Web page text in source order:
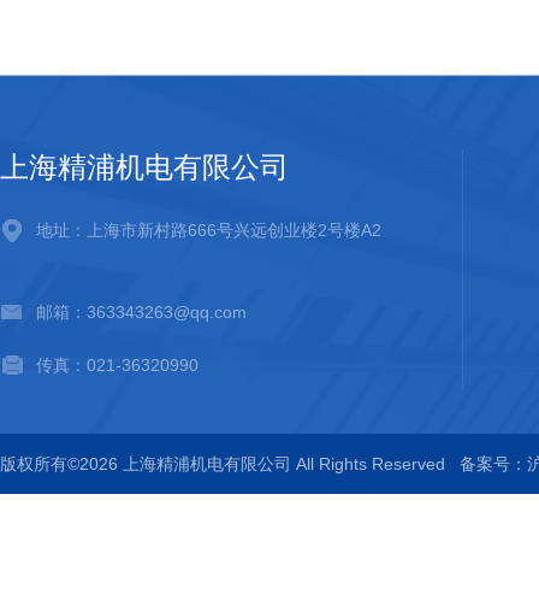
上海精浦机电有限公司
地址：上海市新村路666号兴远创业楼2号楼A2
邮箱：363343263@qq.com
传真：021-36320990
版权所有©2026 上海精浦机电有限公司 All Rights Reserved 备案号：